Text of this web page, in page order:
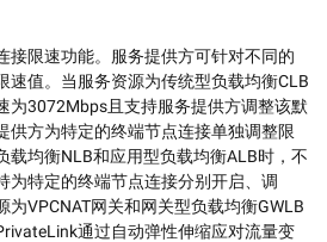
接限速功能。服务提供方可针对不同的
速值。当服务资源为传统型负载均衡CLB
为3072Mbps且支持服务提供方调整该默
供方为特定的终端节点连接单独调整限
载均衡NLB和应用型负载均衡ALB时，不
为特定的终端节点连接分别开启、调
VPCNAT网关和网关型负载均衡GWLB
通过自动弹性伸缩应对流量变